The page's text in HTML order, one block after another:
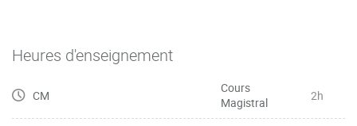
Heures d'enseignement
CM
Cours
Magistral
2h